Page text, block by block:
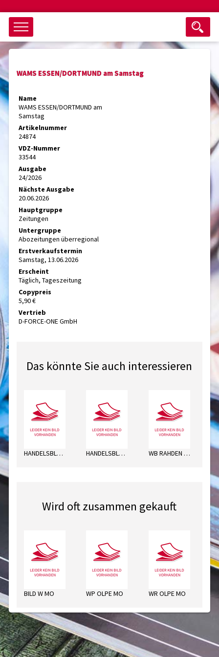
Objektsuche
als ganzes Wort suchen
keine eingestellten Titel
nur Titel im Angebot
WAMS ESSEN/DORTMUND am Samstag
Name
WAMS ESSEN/DORTMUND am
Samstag
Artikelnummer
24874
VDZ-Nummer
33544
Ausgabe
24/2026
Nächste Ausgabe
20.06.2026
Hauptgruppe
Zeitungen
Untergruppe
Abozeitungen überregional
Erstverkaufstermin
Samstag, 13.06.2026
Erscheint
Täglich, Tageszeitung
Copypreis
5,90 €
Vertrieb
D-FORCE-ONE GmbH
Das könnte Sie auch interessieren
HANDELSBLATT DI HANDELSBLATT MI WB RAHDEN STEMWEDE DO
Wird oft zusammen gekauft
BILD W MO WP OLPE MO WR OLPE MO